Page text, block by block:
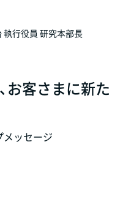
お客さまに新た
執行役員 研究本部長
ッセージ